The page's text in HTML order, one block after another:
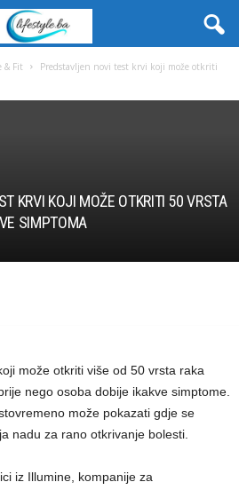
& Fit
Predstavljen novi test krvi koji može otkriti
KRVI KOJI MOŽE OTKRITI 50 VRSTA
SIMPTOMA
može otkriti više od 50 vrsta raka
nego osoba dobije ikakve simptome.
može pokazati gdje se
nadu za rano otkrivanje bolesti.
iz Illumine, kompanije za